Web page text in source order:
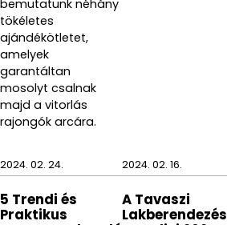
kémhatású, maró vegyszereket.
bemutatunk néhány
tökéletes
ajándékötletet,
amelyek
garantáltan
mosolyt csalnak
majd a vitorlás
rajongók arcára.
2024. 02. 24.
5 Trendi és
Praktikus
2024. 02. 16.
A Tavaszi
Lakberendezés